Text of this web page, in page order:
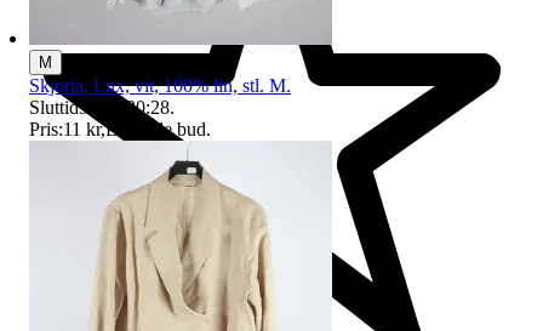
M
Skjorta, Lux, vit, 100% lin, stl. M.
Sluttid9 aug 20:28.
Pris:11 kr,Ledande bud.